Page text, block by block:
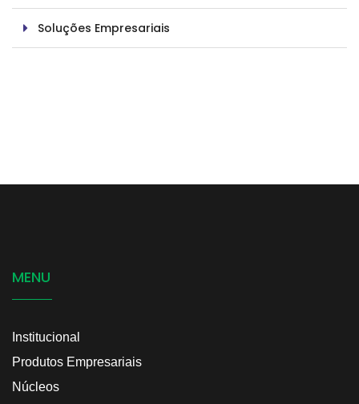
Soluções Empresariais
MENU
Institucional
Produtos Empresariais
Núcleos